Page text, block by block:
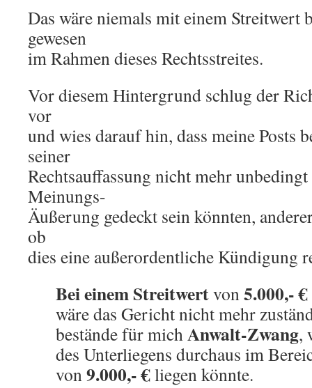
Das wäre niemals mit einem Streitwert
gewesen
im Rahmen dieses Rechtsstreites.
Vor diesem Hintergrund schlug der
vor
und wies darauf hin, dass meine Posts
seiner
Rechtsauffassung nicht mehr
Meinungs-
Äußerung gedeckt sein könnten,
ob
dies eine außerordentliche Kündigung
Bei einem Streitwertvon5.000,- €
wäre das Gericht nicht mehr
bestände für michAnwalt-Zwang,
des Unterliegens durchaus im
von9.000,- €liegen könnte.